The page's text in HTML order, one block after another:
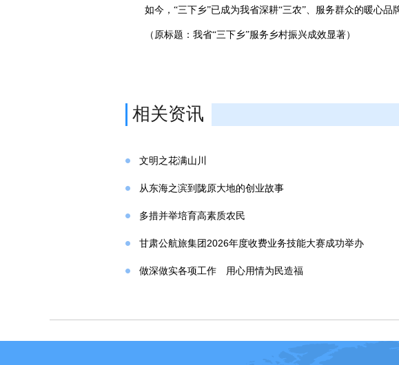
如今，“三下乡”已成为我省深耕“三农”、服务群众的暖心
（原标题：我省“三下乡”服务乡村振兴成效显著）
相关资讯
文明之花满山川
从东海之滨到陇原大地的创业故事
多措并举培育高素质农民
甘肃公航旅集团2026年度收费业务技能大赛成功举办
做深做实各项工作 用心用情为民造福